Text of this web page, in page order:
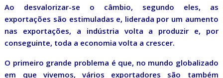
Ao desvalorizar-se o câmbio, segundo eles, as
exportações são estimuladas e, liderada por um aumento
nas exportações, a indústria volta a produzir e, por
conseguinte, toda a economia volta a crescer.
O primeiro grande problema é que, no mundo globalizado
em que vivemos, vários exportadores são também